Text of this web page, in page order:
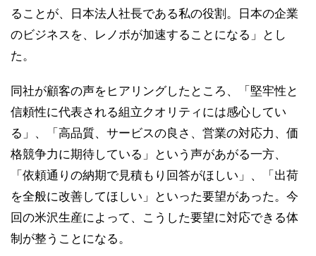
ることが、日本法人社長である私の役割。日本の企業
のビジネスを、レノボが加速することになる」とし
た。
同社が顧客の声をヒアリングしたところ、「堅牢性と
信頼性に代表される組立クオリティには感心してい
る」、「高品質、サービスの良さ、営業の対応力、価
格競争力に期待している」という声があがる一方、
「依頼通りの納期で見積もり回答がほしい」、「出荷
を全般に改善してほしい」といった要望があった。今
回の米沢生産によって、こうした要望に対応できる体
制が整うことになる。